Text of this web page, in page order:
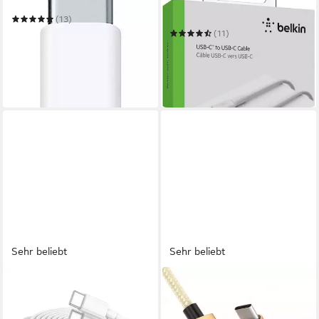
(13)
23,89 €
(11)
ab 11,99 € UVP14,99 €
nur bis Dienstag
in 2-3 Werktagen bei dir
Sehr beliebt
iPhone Samsung USB-C
Kabel 100W Ladekabel 1m
Sehr beliebt
JAMEGA
USB-C Datenkabel Ladekabel
für Samsung Apple iPhone